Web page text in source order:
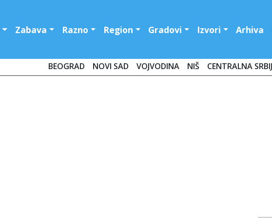
Zabava Razno Region Gradovi Izvori Arhiva
BEOGRAD NOVI SAD VOJVODINA NIŠ CENTRALNA